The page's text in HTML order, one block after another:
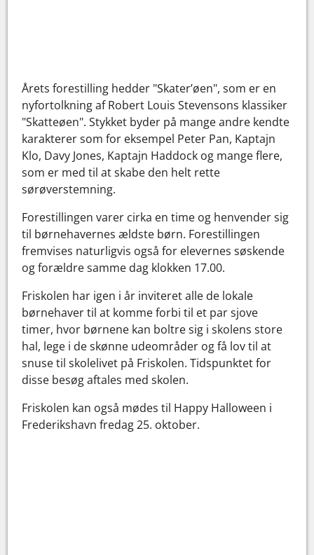
Årets forestilling hedder "Skater’øen", som er en
nyfortolkning af Robert Louis Stevensons klassiker
"Skatteøen". Stykket byder på mange andre kendte
karakterer som for eksempel Peter Pan, Kaptajn
Klo, Davy Jones, Kaptajn Haddock og mange flere,
som er med til at skabe den helt rette
sørøverstemning.
Forestillingen varer cirka en time og henvender sig
til børnehavernes ældste børn. Forestillingen
fremvises naturligvis også for elevernes søskende
og forældre samme dag klokken 17.00.
Friskolen har igen i år inviteret alle de lokale
børnehaver til at komme forbi til et par sjove
timer, hvor børnene kan boltre sig i skolens store
hal, lege i de skønne udeområder og få lov til at
snuse til skolelivet på Friskolen. Tidspunktet for
disse besøg aftales med skolen.
Friskolen kan også mødes til Happy Halloween i
Frederikshavn fredag 25. oktober.